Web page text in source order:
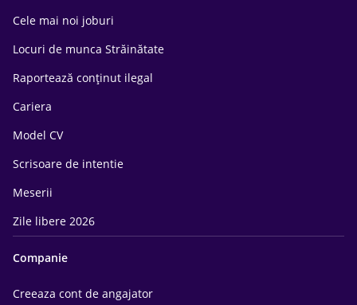
Cele mai noi joburi
Locuri de munca Străinătate
Raportează conținut ilegal
Cariera
Model CV
Scrisoare de intentie
Meserii
Zile libere 2026
Companie
Creeaza cont de angajator